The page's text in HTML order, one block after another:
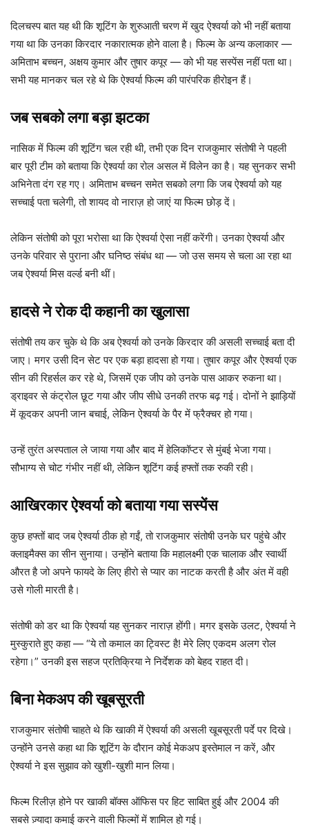
दिलचस्प बात यह थी कि शूटिंग के शुरुआती चरण में खुद ऐश्वर्या को भी नहीं बताया
गया था कि उनका किरदार नकारात्मक होने वाला है। फिल्म के अन्य कलाकार —
अमिताभ बच्चन, अक्षय कुमार और तुषार कपूर — को भी यह सस्पेंस नहीं पता था।
सभी यह मानकर चल रहे थे कि ऐश्वर्या फिल्म की पारंपरिक हीरोइन हैं।
जब सबको लगा बड़ा झटका
नासिक में फिल्म की शूटिंग चल रही थी, तभी एक दिन राजकुमार संतोषी ने पहली
बार पूरी टीम को बताया कि ऐश्वर्या का रोल असल में विलेन का है। यह सुनकर सभी
अभिनेता दंग रह गए। अमिताभ बच्चन समेत सबको लगा कि जब ऐश्वर्या को यह
सच्चाई पता चलेगी, तो शायद वो नाराज़ हो जाएं या फिल्म छोड़ दें।
लेकिन संतोषी को पूरा भरोसा था कि ऐश्वर्या ऐसा नहीं करेंगी। उनका ऐश्वर्या और
उनके परिवार से पुराना और घनिष्ठ संबंध था — जो उस समय से चला आ रहा था
जब ऐश्वर्या मिस वर्ल्ड बनी थीं।
हादसे ने रोक दी कहानी का खुलासा
संतोषी तय कर चुके थे कि अब ऐश्वर्या को उनके किरदार की असली सच्चाई बता दी
जाए। मगर उसी दिन सेट पर एक बड़ा हादसा हो गया। तुषार कपूर और ऐश्वर्या एक
सीन की रिहर्सल कर रहे थे, जिसमें एक जीप को उनके पास आकर रुकना था।
ड्राइवर से कंट्रोल छूट गया और जीप सीधे उनकी तरफ बढ़ गई। दोनों ने झाड़ियों
में कूदकर अपनी जान बचाई, लेकिन ऐश्वर्या के पैर में फ्रैक्चर हो गया।
उन्हें तुरंत अस्पताल ले जाया गया और बाद में हेलिकॉप्टर से मुंबई भेजा गया।
सौभाग्य से चोट गंभीर नहीं थी, लेकिन शूटिंग कई हफ्तों तक रुकी रही।
आखिरकार ऐश्वर्या को बताया गया सस्पेंस
कुछ हफ्तों बाद जब ऐश्वर्या ठीक हो गईं, तो राजकुमार संतोषी उनके घर पहुंचे और
क्लाइमैक्स का सीन सुनाया। उन्होंने बताया कि महालक्ष्मी एक चालाक और स्वार्थी
औरत है जो अपने फायदे के लिए हीरो से प्यार का नाटक करती है और अंत में वही
उसे गोली मारती है।
संतोषी को डर था कि ऐश्वर्या यह सुनकर नाराज़ होंगी। मगर इसके उलट, ऐश्वर्या ने
मुस्कुराते हुए कहा — “ये तो कमाल का ट्विस्ट है! मेरे लिए एकदम अलग रोल
रहेगा।” उनकी इस सहज प्रतिक्रिया ने निर्देशक को बेहद राहत दी।
बिना मेकअप की खूबसूरती
राजकुमार संतोषी चाहते थे कि खाकी में ऐश्वर्या की असली खूबसूरती पर्दे पर दिखे।
उन्होंने उनसे कहा था कि शूटिंग के दौरान कोई मेकअप इस्तेमाल न करें, और
ऐश्वर्या ने इस सुझाव को खुशी-खुशी मान लिया।
फिल्म रिलीज़ होने पर खाकी बॉक्स ऑफिस पर हिट साबित हुई और 2004 की
सबसे ज़्यादा कमाई करने वाली फिल्मों में शामिल हो गई।